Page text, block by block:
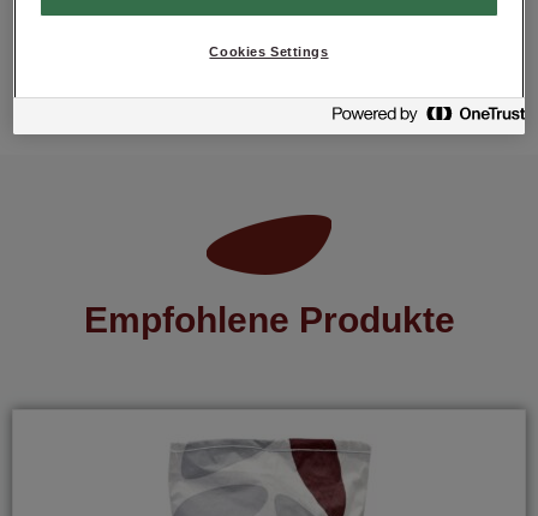
Empfohlene Produkte
Cookies Settings